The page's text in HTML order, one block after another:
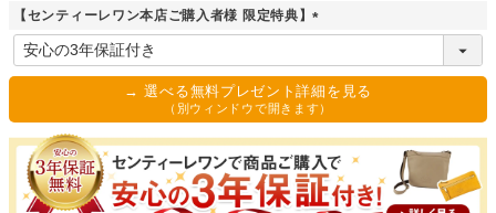
須
【センティーレワン本店ご購入者様 限定特典】
(
須
)
→ 選べる無料プレゼント詳細を見る
（別ウィンドウで開きます）